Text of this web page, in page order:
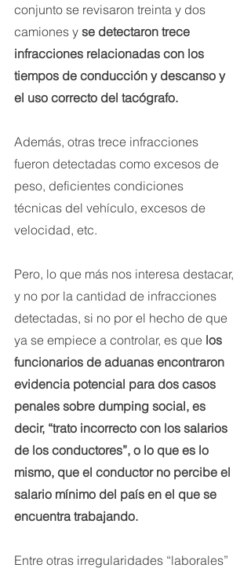
conjunto se revisaron treinta y dos
camiones y se detectaron trece
infracciones relacionadas con los
tiempos de conducción y descanso y
el uso correcto del tacógrafo.
Además, otras trece infracciones
fueron detectadas como excesos de
peso, deficientes condiciones
técnicas del vehículo, excesos de
velocidad, etc.
Pero, lo que más nos interesa destacar,
y no por la cantidad de infracciones
detectadas, si no por el hecho de que
ya se empiece a controlar, es que los
funcionarios de aduanas encontraron
evidencia potencial para dos casos
penales sobre dumping social, es
decir, “trato incorrecto con los salarios
de los conductores”, o lo que es lo
mismo, que el conductor no percibe el
salario mínimo del país en el que se
encuentra trabajando.
Entre otras irregularidades “laborales”